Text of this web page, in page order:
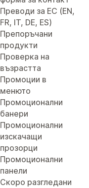
Преводи за ЕС (EN,
FR, IT, DE, ES)
Препоръчани
продукти
Проверка на
възрастта
Промоции в
менюто
Промоционални
банери
Промоционални
изскачащи
прозорци
Промоционални
панели
Скоро разгледани